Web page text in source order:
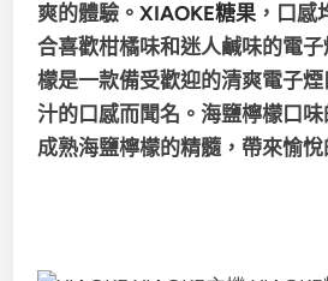
爽的體驗。XIAOKE糖果 ，口感
合喜歡柑橘味和迷人鹹味的電
檬是一款備受歡迎的清爽電子
汁的口感而聞名。海鹽檸檬口
成熟海鹽檸檬的精髓，帶來愉悅